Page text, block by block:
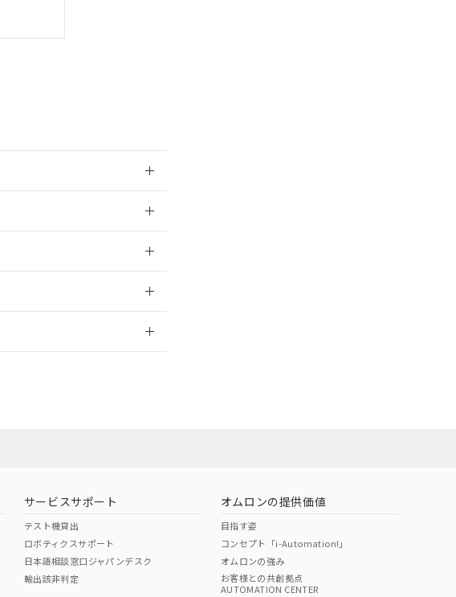
サービスサポート
テスト機貸出
ロボティクスサポート
日本語相談窓口ジャパンデスク
輸出該非判定
オムロンの提供価値
目指す姿
コンセプト「i-Automation!」
オムロンの強み
お客様との共創拠点
AUTOMATION CENTER